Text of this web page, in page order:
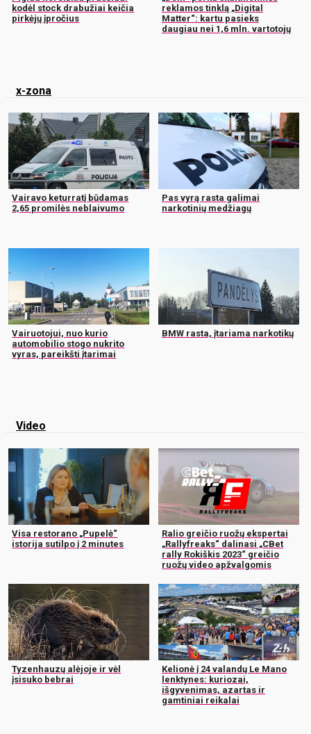
kodėl stock drabužiai keičia
pirkėjų įpročius
reklamos tinklą „Digital
Matter“: kartu pasieks
daugiau nei 1,6 mln. vartotojų
x-zona
Vairavo keturratį būdamas
2,65 promilės neblaivumo
Pas vyrą rasta galimai
narkotinių medžiagų
Vairuotojui, nuo kurio
automobilio stogo nukrito
vyras, pareikšti įtarimai
BMW rasta, įtariama narkotikų
Video
Visa restorano „Pupelė“
istorija sutilpo į 2 minutes
Ralio greičio ruožų ekspertai
„Rallyfreaks“ dalinasi „CBet
rally Rokiškis 2023“ greičio
ruožų video apžvalgomis
Tyzenhauzų alėjoje ir vėl
įsisuko bebrai
Kelionė į 24 valandų Le Mano
lenktynes: kuriozai,
išgyvenimas, azartas ir
gamtiniai reikalai